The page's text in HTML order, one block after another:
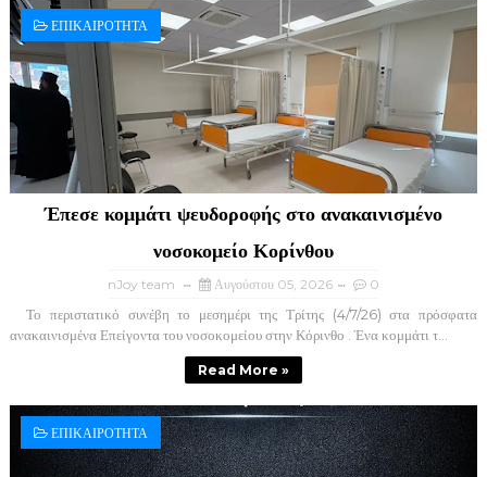
ΕΠΙΚΑΙΡΟΤΗΤΑ
Έπεσε κομμάτι ψευδοροφής στο ανακαινισμένο
νοσοκομείο Κορίνθου
nJoy team Αυγούστου 05, 2026 0
Το περιστατικό συνέβη το μεσημέρι της Τρίτης (4/7/26) στα πρόσφατα
ανακαινισμένα Επείγοντα του νοσοκομείου στην Κόρινθο . Ένα κομμάτι τ...
Read More »
ΕΠΙΚΑΙΡΟΤΗΤΑ